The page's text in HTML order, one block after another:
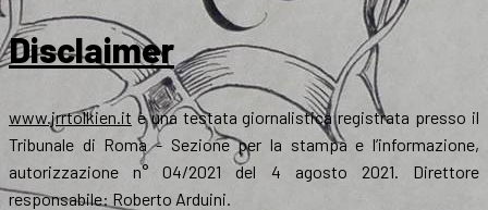
Disclaimer
www.jrrtolkien.it è una testata giornalistica registrata presso il
Tribunale di Roma - Sezione per la stampa e l’informazione,
autorizzazione n° 04/2021 del 4 agosto 2021. Direttore
responsabile: Roberto Arduini.